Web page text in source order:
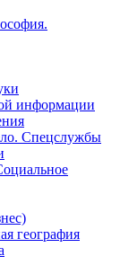
информации
Спецслужбы
география